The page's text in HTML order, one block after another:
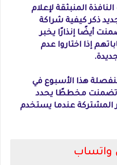
المنبثقة لإعلام
ذكر كيفية شراكة
أيضًا إنذارًا يخبر
إذا اختاروا عدم
هذا الأسبوع في
وتضمنت مخططًا يحدد
المشتركة عندما يستخدم
واتساب